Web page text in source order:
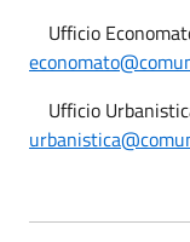
Ufficio
Ufficio